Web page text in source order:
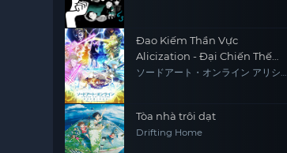
Đao Kiếm Thần Vực
Alicization - Đại Chiến Thế
Giới Ngầm Mùa Cuối
ソードアート・オンライン アリシゼ
Tòa nhà trôi dạt
Drifting Home